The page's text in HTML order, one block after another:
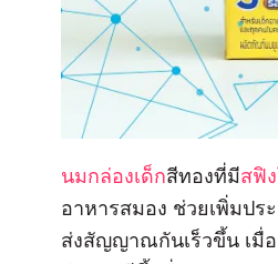
นมกล่องเด็กสีทองที่มีสฟิ
อาหารสมอง ช่วยเพิ่มปร
ส่งสัญญาณกันเร็วขึ้น เมื่อ